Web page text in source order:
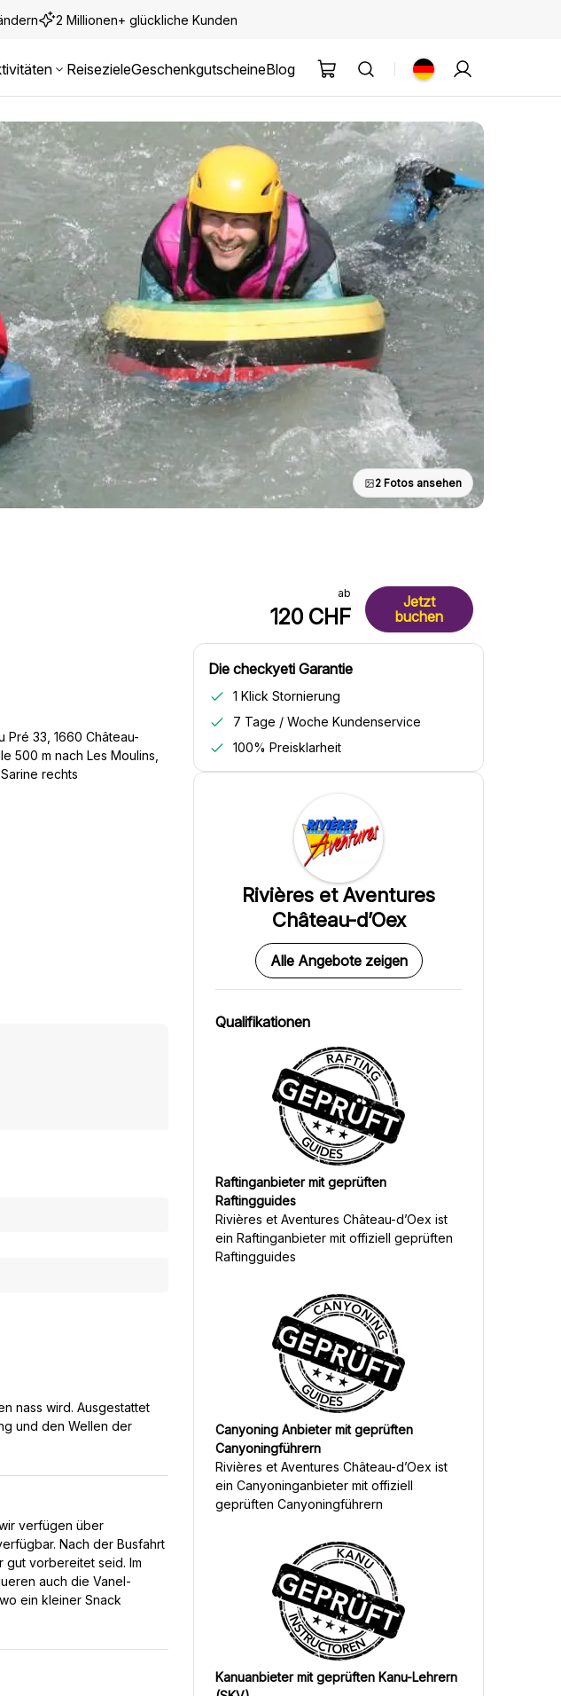
2 Millionen+ glückliche Kunden
ReisezieleGeschenkgutscheineBlog
2 Fotos ansehen
Pré 33, 1660 Château-
500 m nach Les Moulins,
rechts
nass wird. Ausgestattet
und den Wellen der
verfügen über
Nach der Busfahrt
gut vorbereitet seid. Im
auch die Vanel-
ein kleiner Snack
ab
120 CHF
Jetzt
buchen
Die checkyeti Garantie
1 Klick Stornierung
7 Tage / Woche Kundenservice
100% Preisklarheit
Rivières et Aventures
Château-d’Oex
Alle Angebote zeigen
Qualifikationen
Raftinganbieter mit geprüften
Raftingguides
Rivières et Aventures Château-d’Oex ist
ein Raftinganbieter mit offiziell geprüften
Raftingguides
Canyoning Anbieter mit geprüften
Canyoningführern
Rivières et Aventures Château-d’Oex ist
ein Canyoninganbieter mit offiziell
geprüften Canyoningführern
Kanuanbieter mit geprüften Kanu-Lehrern